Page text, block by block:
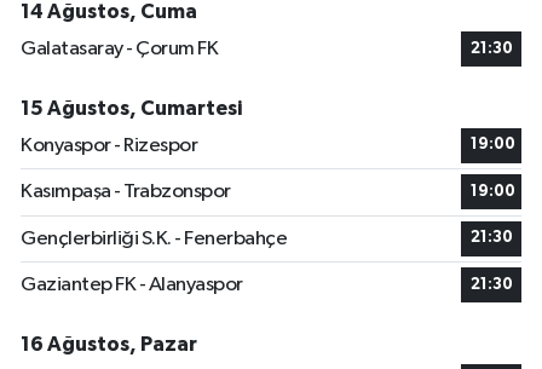
14 Ağustos, Cuma
Galatasaray - Çorum FK
21:30
15 Ağustos, Cumartesi
Konyaspor - Rizespor
19:00
Kasımpaşa - Trabzonspor 19:00
Gençlerbirliği S.K. - Fenerbahçe 21:30
Gaziantep FK - Alanyaspor 21:30
16 Ağustos, Pazar